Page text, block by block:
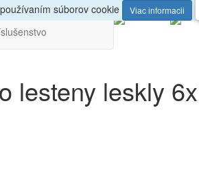
nákup
lesteny leskly
súborov cookie Viac informacii